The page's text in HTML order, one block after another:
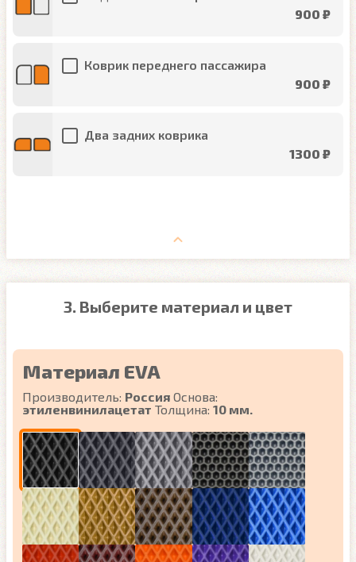
900 ₽
Коврик переднего пассажира
900 ₽
Два задних коврика
1300 ₽
3. Выберите материал и цвет
Материал EVA
Производитель: Россия Основа:
этиленвинилацетат Толщина: 10 мм.